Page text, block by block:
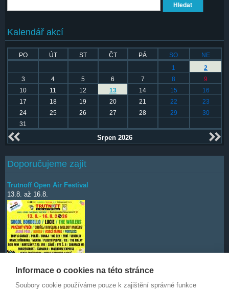
Kalendář akcí
PO ÚT ST ČT PÁ SO
NE
1
2
3
4 5 6 7 8
9
10
11 12 13 14 15
16
17
18 19 20 21 22
23
24
25 26 27 28 29
30
31
Srpen 2026
Doporučujeme zajít
Trutnoff Open Air Festival
13.8. až 16.8.
Deep Purple
Informace o cookies na této stránce
Soubory cookie používáme pouze k zajištění správné funkce